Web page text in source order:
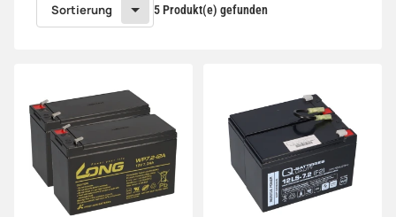
Sortierung 5 Produkt(e) gefunden